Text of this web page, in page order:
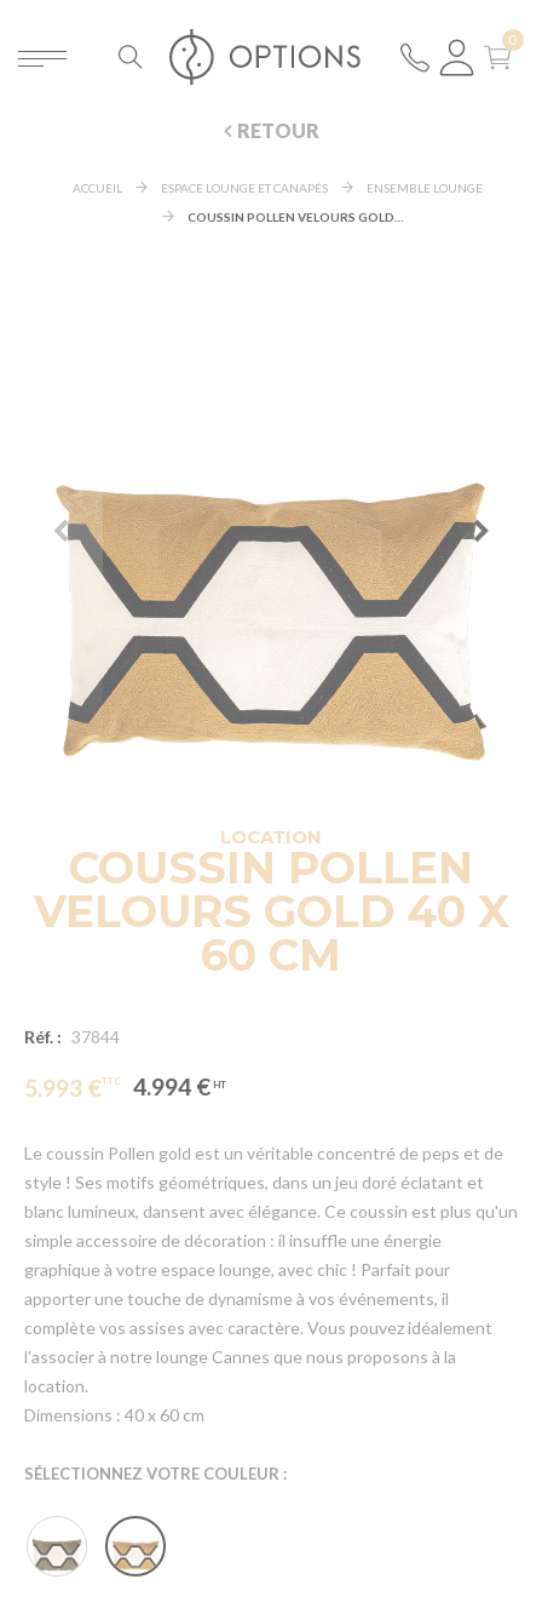
RETOUR
ACCUEIL ESPACE LOUNGE ET CANAPÉS
ENSEMBLE LOUNGE
LOCATION
COUSSIN POLLEN
VELOURS GOLD 40 X
60 CM
Réf. : 37844
5.993 € 4.994 €
Le coussin Pollen gold est un véritable concentré de peps et de
style ! Ses motifs géométriques, dans un jeu doré éclatant et
blanc lumineux, dansent avec élégance. Ce coussin est plus qu'un
simple accessoire de décoration : il insuffle une énergie
graphique à votre espace lounge, avec chic ! Parfait pour
apporter une touche de dynamisme à vos événements, il
complète vos assises avec caractère. Vous pouvez idéalement
l'associer à notre lounge Cannes que nous proposons à la
location.
Dimensions : 40 x 60 cm
SÉLECTIONNEZ VOTRE COULEUR :